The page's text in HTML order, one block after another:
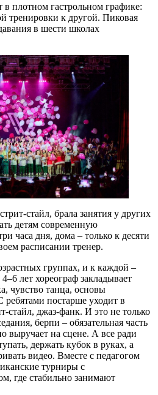
плотном гастрольном графике:
тренировки к другой. Пиковая
в шести школах
стайл, брала занятия у других
детям современную
часа дня, дома – только к десяти
расписании тренер.
группах, и к каждой –
лет хореограф закладывает
чувство танца, основы
ребятами постарше уходит в
стайл, джаз-фанк. И это не только
берпи – обязательная часть
выручает на сцене. А все ради
держать кубок в руках, а
видео. Вместе с педагогом
турниры с
где стабильно занимают